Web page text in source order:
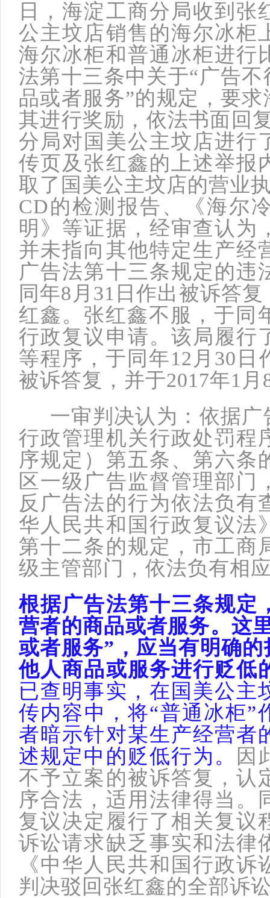
日，海淀工商分局收到
公主坟店销售的海尔冰柜
海尔冰柜和普通冰柜进行
法第十三条中关于“广告
品或者服务”的规定，要
其进行奖励，依法书面回
分局对国美公主坟店进行
传页及张红鑫的上述举报
取了国美公主坟店的营业
CD的检测报告、《海尔
明》等证据，经审查认为
并未指向其他特定生产经
广告法第十三条规定的违
同年8月31日作出被诉答
红鑫。张红鑫不服，于同
行政复议申请。该局履行
等程序，于同年12月30
被诉答复，并于2017年1
一审判决认为：依据广
行政管理机关行政处罚程
序规定）第五条、第六条
区一级广告监督管理部门
反广告法的行为依法负有
华人民共和国行政复议法
第十二条的规定，市工商
级主管部门，依法负有相
根据广告法第十三条规定
营者的商品或者服务。这
或者服务”，应当有明确
他人商品或服务进行贬低
已查明事实，在国美公主
传内容中，将“普通冰柜”
者暗示针对某生产经营者
述规定中的贬低行为。
因
不予立案的被诉答复，认
序合法，适用法律得当。
复议决定履行了相关复议
诉讼请求缺乏事实和法律
《中华人民共和国行政
判决驳回张红鑫的全部诉